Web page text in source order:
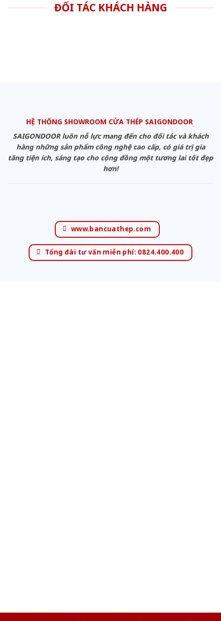
ĐỐI TÁC KHÁCH HÀNG
HỆ THỐNG SHOWROOM CỬA THÉP SAIGONDOOR
SAIGONDOOR luôn nỗ lực mang đến cho đối tác và khách
hàng những sản phẩm công nghệ cao cấp, có giá trị gia
tăng tiện ích, sáng tạo cho cộng đồng một tương lai tốt đẹp
hơn!
www.bancuathep.com
Tổng đài tư vấn miễn phí: 0824.400.400